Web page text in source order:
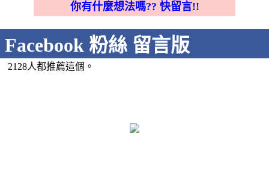
你有什麼想法嗎?? 快留言!!
Facebook 粉絲 留言版
2128人都推薦這個。